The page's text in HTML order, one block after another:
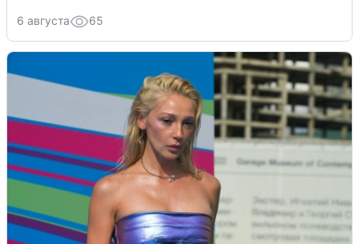
6 августа 65